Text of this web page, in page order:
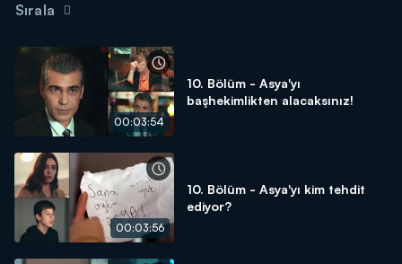
Sırala
00:03:54
10. Bölüm - Asya'yı
başhekimlikten alacaksınız!
00:03:56
10. Bölüm - Asya'yı kim tehdit
ediyor?